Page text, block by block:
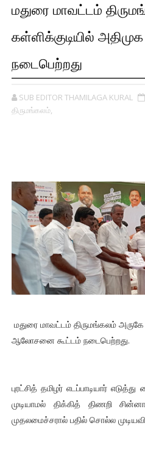
மதுரை மாவட்டம்
கள்ளிக்குடியில்
நடைபெற்றது
SUB EDITOR THAMILAGA KURAL
திருமங்கலம்,
மதுரை மாவட்டம் திருமங்கலம் அருகே
ஆலோசனை கூட்டம் நடைபெற்றது.
புரட்சித் தமிழர் எடப்பாடியார்
முடியாமல் திக்கித் திணறி
முதலமைச்சரால் பதில் சொல்ல